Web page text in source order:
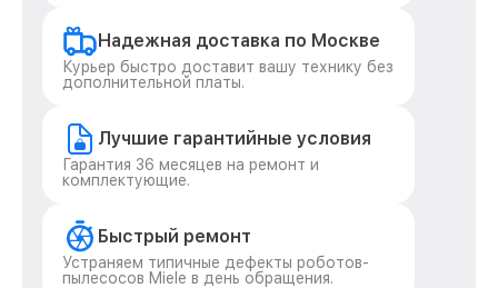
Надежная доставка по Москве
Курьер быстро доставит вашу технику без
дополнительной платы.
Лучшие гарантийные условия
Гарантия 36 месяцев на ремонт и
комплектующие.
Быстрый ремонт
Устраняем типичные дефекты роботов-
пылесосов Miele в день обращения.